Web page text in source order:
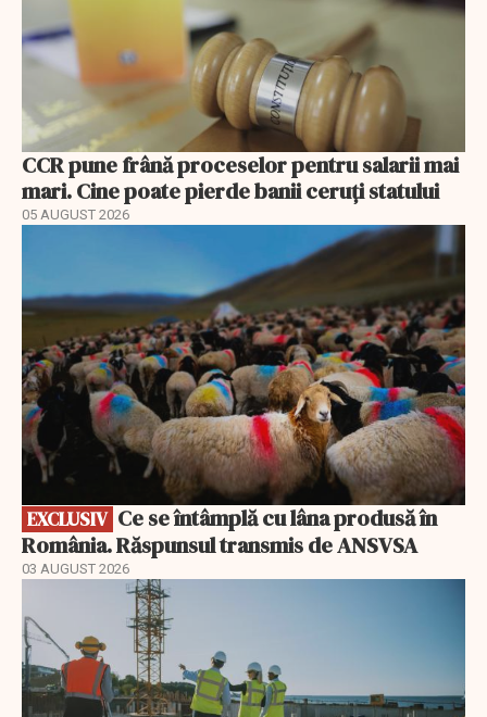
CCR pune frână proceselor pentru salarii mai
mari. Cine poate pierde banii ceruți statului
05 AUGUST 2026
EXCLUSIV
România. Răspunsul transmis de ANSVSA
03 AUGUST 2026